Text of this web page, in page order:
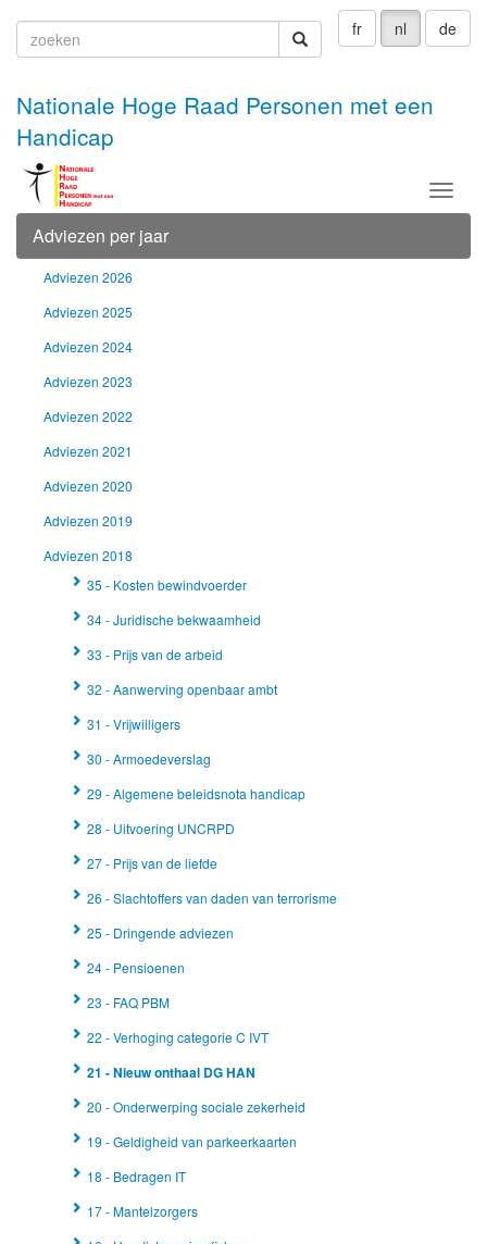
fr nl de
zoeken
Nationale Hoge Raad Personen met een
Handicap
Menu
Adviezen per jaar
Adviezen 2026
Adviezen 2025
Adviezen 2024
Adviezen 2023
Adviezen 2022
Adviezen 2021
Adviezen 2020
Adviezen 2019
Adviezen 2018
35 - Kosten bewindvoerder
34 - Juridische bekwaamheid
33 - Prijs van de arbeid
32 - Aanwerving openbaar ambt
31 - Vrijwilligers
30 - Armoedeverslag
29 - Algemene beleidsnota handicap
28 - Uitvoering UNCRPD
27 - Prijs van de liefde
26 - Slachtoffers van daden van terrorisme
25 - Dringende adviezen
24 - Pensioenen
23 - FAQ PBM
22 - Verhoging categorie C IVT
21 - Nieuw onthaal DG HAN
20 - Onderwerping sociale zekerheid
19 - Geldigheid van parkeerkaarten
18 - Bedragen IT
17 - Mantelzorgers